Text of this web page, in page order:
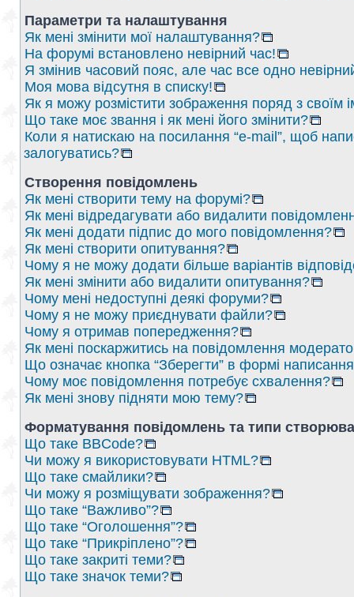
Параметри та налаштування
Як мені змінити мої налаштування?
На форумі встановлено невірний час!
Я змінив часовий пояс, але час все одно
Моя мова відсутня в списку!
Як я можу розмістити зображення поряд з своїм
Що таке моє звання і як мені його змінити?
Коли я натискаю на посилання “e-mail”, щоб
залогуватись?
Створення повідомлень
Як мені створити тему на форумі?
Як мені відредагувати або видалити
Як мені додати підпис до мого повідомлення?
Як мені створити опитування?
Чому я не можу додати більше варіантів
Як мені змінити або видалити опитування?
Чому мені недоступні деякі форуми?
Чому я не можу приєднувати файли?
Чому я отримав попередження?
Як мені поскаржитись на повідомлення
Що означає кнопка “Зберегти” в формі
Чому моє повідомлення потребує схвалення?
Як мені знову підняти мою тему?
Форматування повідомлень та типи
Що таке BBCode?
Чи можу я використовувати HTML?
Що таке смайлики?
Чи можу я розміщувати зображення?
Що таке “Важливо”?
Що таке “Оголошення”?
Що таке “Прикріплено”?
Що таке закриті теми?
Що таке значок теми?